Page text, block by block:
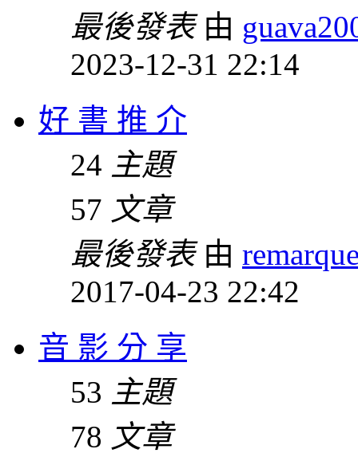
最後發表由
2023-12-31 22:14
好 書 推 介
24 主題
57 文章
最後發表由
2017-04-23 22:42
音 影 分 享
53 主題
78 文章